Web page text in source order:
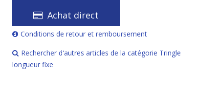
Achat direct
Conditions de retour et remboursement
Rechercher d'autres articles de la catégorie Tringle
longueur fixe